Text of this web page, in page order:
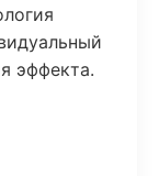
эффекта.